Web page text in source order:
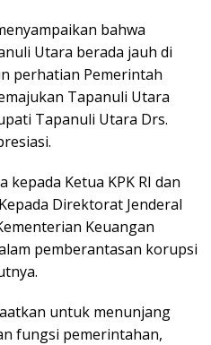
bahwa
Utara berada jauh di
perhatian Pemerintah
Tapanuli Utara
Tapanuli Utara Drs.
Ketua KPK RI dan
Direktorat Jenderal
Keuangan
pemberantasan korupsi
untuk menunjang
fungsi pemerintahan,